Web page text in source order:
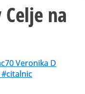
na
Veronika D
#citalnic